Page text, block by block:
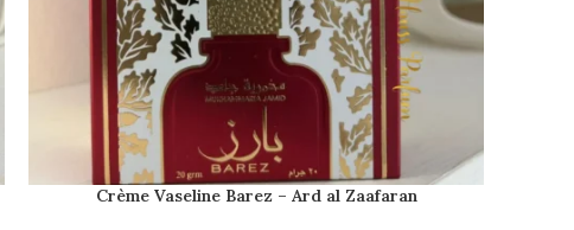
Crème Vaseline Barez – Ard al Zaafaran